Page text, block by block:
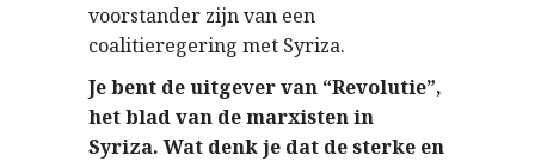
voorstander zijn van een
coalitieregering met Syriza.
Je bent de uitgever van “Revolutie”,
het blad van de marxisten in
Syriza. Wat denk je dat de sterke en